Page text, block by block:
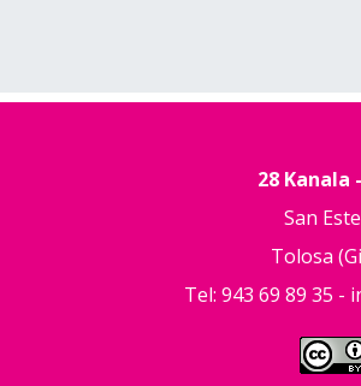
28 Kanala
San
Tolosa
Tel: 943 69 89 35 -